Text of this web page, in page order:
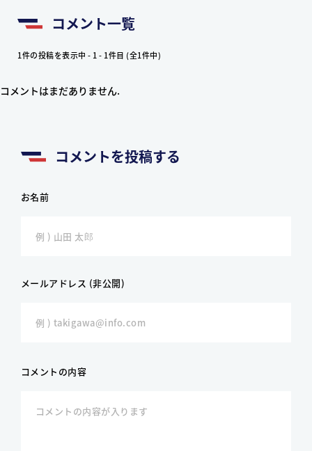
コメント一覧
1件の投稿を表示中 - 1 - 1件目 (全1件中)
コメントはまだありません.
コメントを投稿する
お名前
メールアドレス (非公開)
コメントの内容